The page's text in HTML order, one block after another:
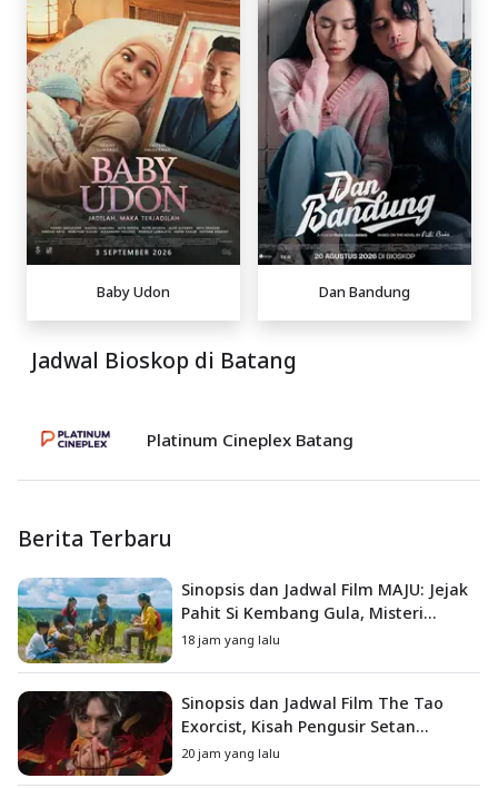
Baby Udon Dan Bandung
Jadwal Bioskop di Batang
Platinum Cineplex Batang
Berita Terbaru
Sinopsis dan Jadwal Film MAJU: Jejak
Pahit Si Kembang Gula, Misteri
Hilangnya Bagas di Lokasi Jambore
18 jam yang lalu
Sinopsis dan Jadwal Film The Tao
Exorcist, Kisah Pengusir Setan
Melawan Kutukan Mematikan
20 jam yang lalu